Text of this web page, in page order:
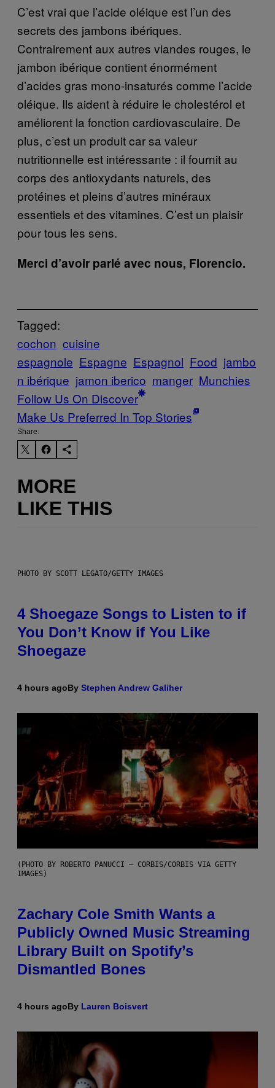
C’est vrai que l’acide oléique est l’un des
secrets des jambons ibériques.
Contrairement aux autres viandes rouges, le
jambon ibérique contient énormément
d’acides gras mono-insaturés comme l’acide
oléique. Ils aident à réduire le cholestérol et
améliorent la fonction cardiovasculaire. De
plus, c’est un produit car sa valeur
nutritionnelle est intéressante : il fournit au
corps des antioxydants naturels, des
protéines et pleins d’autres minéraux
essentiels et des vitamines. C’est un plaisir
pour tous les sens.
Merci d’avoir parlé avec nous, Florencio.
Tagged:
cochon cuisine
espagnole Espagne Espagnol Food jambo
n ibérique jamon iberico manger Munchies
Follow Us On Discover
Make Us Preferred In Top Stories
Share:
MORE
LIKE THIS
PHOTO BY SCOTT LEGATO/GETTY IMAGES
4 Shoegaze Songs to Listen to if
You Don’t Know if You Like
Shoegaze
4 hours agoBy Stephen Andrew Galiher
(PHOTO BY ROBERTO PANUCCI – CORBIS/CORBIS VIA GETTY
IMAGES)
Zachary Cole Smith Wants a
Publicly Owned Music Streaming
Library Built on Spotify’s
Dismantled Bones
4 hours agoBy Lauren Boisvert